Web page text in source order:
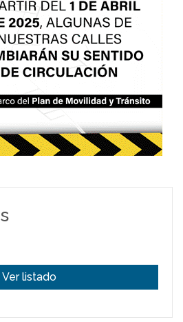
Ver listado